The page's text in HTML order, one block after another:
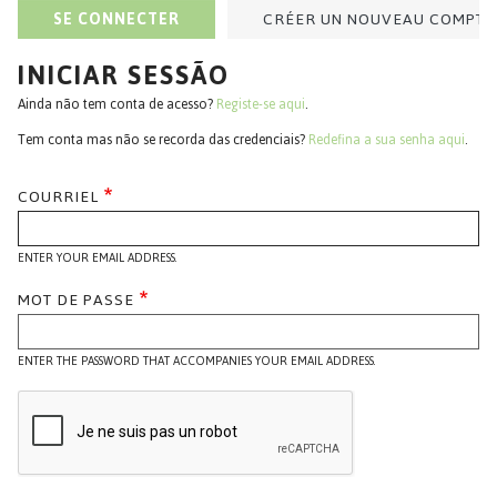
ONGLETS
PRINCIPAUX
SE CONNECTER CRÉER UN NOUVEAU COMPTE
INICIAR SESSÃO
Ainda não tem conta de acesso?Registe-se aqui.
Tem conta mas não se recorda das credenciais?Redefina a sua senha aqui.
COURRIEL
ENTER YOUR EMAIL ADDRESS.
MOT DE PASSE
ENTER THE PASSWORD THAT ACCOMPANIES YOUR EMAIL ADDRESS.